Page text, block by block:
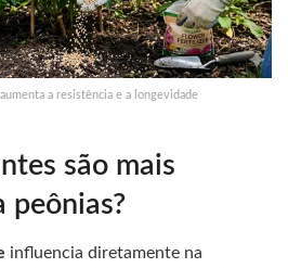
a resistência e a longevidade
são mais
peônias?
influencia diretamente na